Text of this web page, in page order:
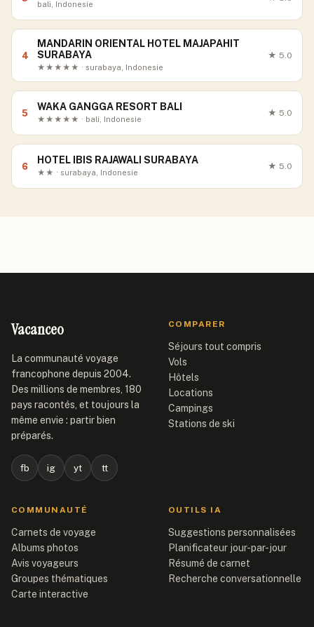
bali, Indonesie
4
MANDARIN ORIENTAL HOTEL MAJAPAHIT
SURABAYA
★★★★★ · surabaya, Indonesie
★ 5.0
5
WAKA GANGGA RESORT BALI
★★★★★ · bali, Indonesie
★ 5.0
6
HOTEL IBIS RAJAWALI SURABAYA
★★ · surabaya, Indonesie
★ 5.0
Vacanceo
La communauté voyage
francophone depuis 2004.
Des millions de membres, 180
pays racontés, et toujours la
même envie : partir bien
préparés.
fb ig yt tt
COMPARER
Séjours tout compris
Vols
Hôtels
Locations
Campings
Stations de ski
COMMUNAUTÉ
Carnets de voyage
Albums photos
Avis voyageurs
Groupes thématiques
Carte interactive
OUTILS IA
Suggestions personnalisées
Planificateur jour-par-jour
Résumé de carnet
Recherche conversationnelle